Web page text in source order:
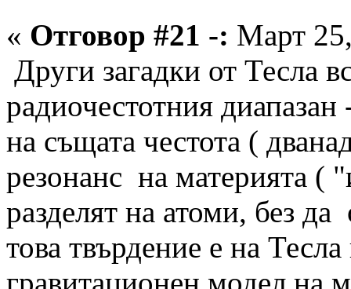
« Отговор #21 -: Март
Други загадки от Тесла
радиочестотния
на същата честота (
резонанс на материята (
разделят на атоми, без
това твърдение е на
гравитационен модел на